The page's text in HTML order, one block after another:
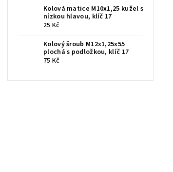
Kolová matice M10x1,25 kužel s
nízkou hlavou, klíč 17
25 Kč
Kolový šroub M12x1,25x55
plochá s podložkou, klíč 17
75 Kč